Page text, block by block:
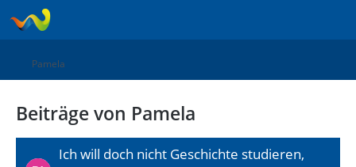
Pamela
Beiträge von Pamela
Ich will doch nicht Geschichte studieren,